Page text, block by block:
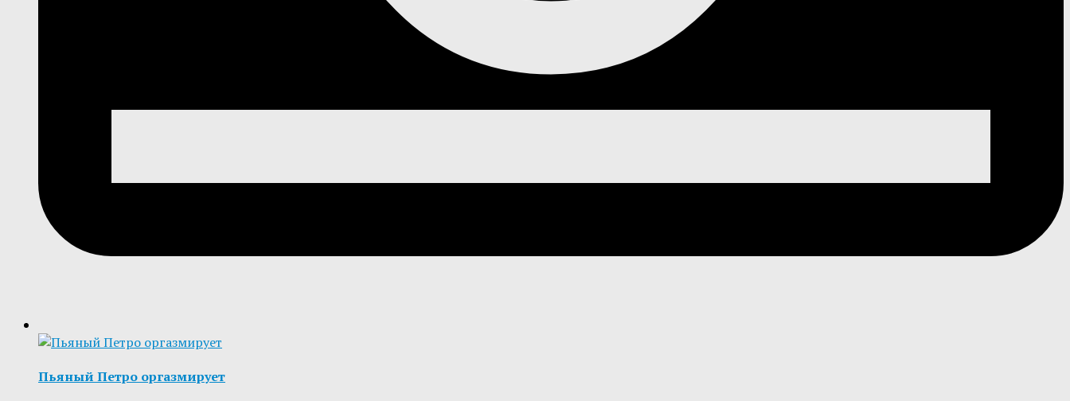
Пьяный Петро оргазмирует